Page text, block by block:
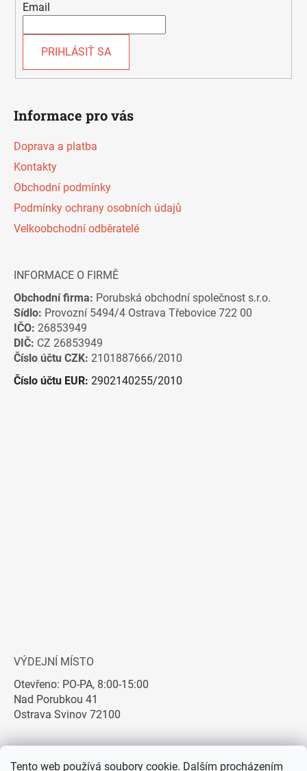
Tento web používá soubory cookie. Dalším procházením
Email
PRIHLÁSIŤ SA
Informace pro vás
Doprava a platba
Kontakty
Obchodní podmínky
Podmínky ochrany osobních údajů
Velkoobchodní odběratelé
INFORMACE O FIRMĚ
Obchodní firma: Porubská obchodní společnost s.r.o.
Sídlo: Provozní 5494/4 Ostrava Třebovice 722 00
IČO: 26853949
DIČ: CZ 26853949
Číslo účtu CZK: 2101887666/2010
Číslo účtu EUR: 2902140255/2010
VÝDEJNÍ MÍSTO
Otevřeno: PO-PA, 8:00-15:00
Nad Porubkou 41
Ostrava Svinov 72100